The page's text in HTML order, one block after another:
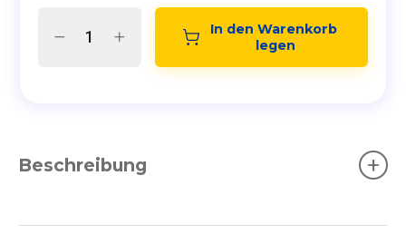
In den Warenkorb
legen
Beschreibung +